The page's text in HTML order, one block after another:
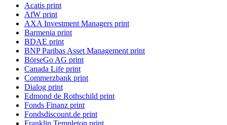
Acatis print
AfW print
AXA Investment Managers print
Barmenia print
BDAE print
BNP Paribas Asset Management print
BörseGo AG print
Canada Life print
Commerzbank print
Dialog print
Edmond de Rothschild print
Fonds Finanz print
Fondsdiscount.de print
Franklin Templeton print